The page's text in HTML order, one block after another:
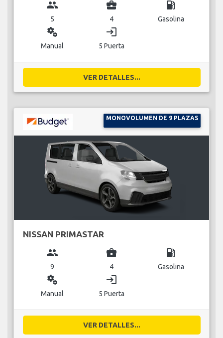
group
5
business_center
4
local_gas_station
Gasolina
miscellaneous_services
Manual
login
5 Puerta
VER DETALLES...
MONOVOLUMEN DE 9 PLAZAS
NISSAN PRIMASTAR
group
9
business_center
4
local_gas_station
Gasolina
miscellaneous_services
Manual
login
5 Puerta
VER DETALLES...